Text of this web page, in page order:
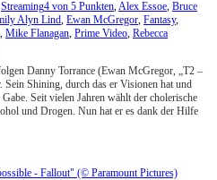
Streaming4 von 5 Punkten,Alex Essoe, Bruce
Alyn Lind, Ewan McGregor, Fantasy,
, Mike Flanagan, Prime Video, Rebecca
Danny Torrance (Ewan McGregor, „T2 –
Sein Shining, durch das er Visionen hat und
Seit vielen Jahren wählt der cholerische
und Drogen. Nun hat er es dank der Hilfe